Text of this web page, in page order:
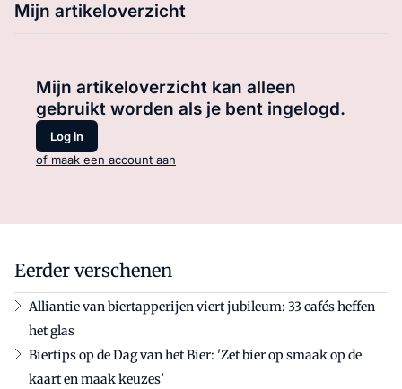
Mijn artikeloverzicht
Mijn artikeloverzicht kan alleen
gebruikt worden als je bent ingelogd.
Log in
of maak een account aan
Eerder verschenen
Alliantie van biertapperijen viert jubileum: 33 cafés heffen
het glas
Biertips op de Dag van het Bier: 'Zet bier op smaak op de
kaart en maak keuzes'